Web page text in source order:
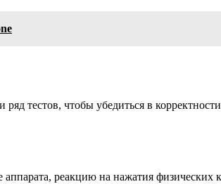
тестов, чтобы убедиться в
реакцию на нажатия физических